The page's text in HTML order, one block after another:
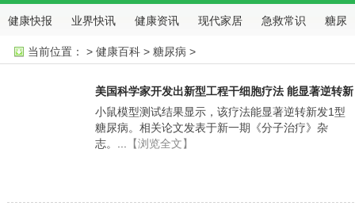
健康快报 业界快讯 健康资讯 现代家居 急救常识 糖尿
抗癌 骨科
当前位置： > 健康百科 > 糖尿病 >
美国科学家开发出新型工程干细胞疗法 能显著逆转新
发1型糖尿病
小鼠模型测试结果显示，该疗法能显著逆转新发1型
糖尿病。相关论文发表于新一期《分子治疗》杂
志。...
【浏览全文】